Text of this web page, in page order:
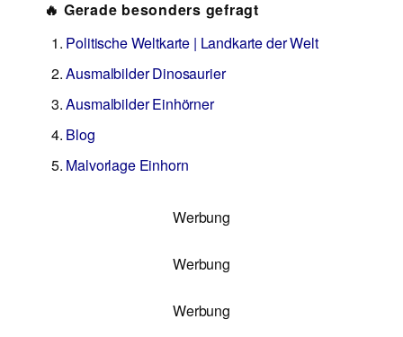
🔥 Gerade besonders gefragt
Politische Weltkarte | Landkarte der Welt
Ausmalbilder Dinosaurier
Ausmalbilder Einhörner
Blog
Malvorlage Einhorn
Werbung
Werbung
Werbung